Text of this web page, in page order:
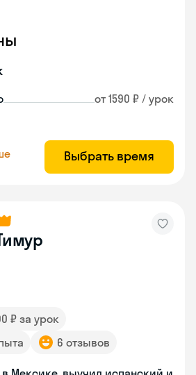
от 1590 ₽ / урок
Выбрать время
₽ за урок
6 отзывов